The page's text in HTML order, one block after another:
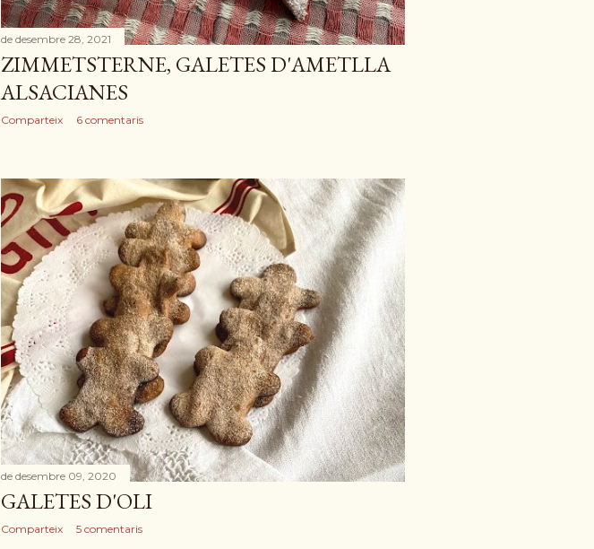
de desembre 28, 2021
ZIMMETSTERNE, GALETES D'AMETLLA
ALSACIANES
Comparteix 6 comentaris
de desembre 09, 2020
GALETES D'OLI
Comparteix 5 comentaris